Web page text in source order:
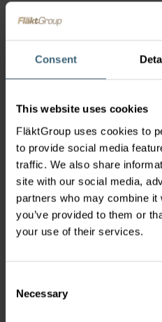
Consent
This website uses cookies
FläktGroup uses cookies to
to provide social media
traffic. We also share
site with our social media,
partners who may combine it
you’ve provided to them or
your use of their services.
Selection
Necessary
FläktGroup può aiutare a
completi che soddisfano
Un'atmosfera esplosiva